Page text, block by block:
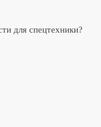
для спецтехники?